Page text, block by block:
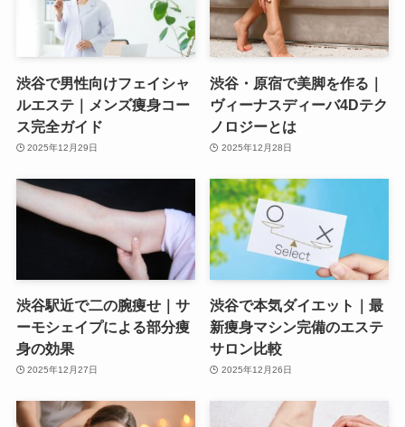
渋谷で男性向けフェイシャ
ルエステ｜メンズ痩身コー
ス完全ガイド
2025年12月29日
渋谷・原宿で美脚を作る｜
ヴィーナスディーバ4Dテク
ノロジーとは
2025年12月28日
渋谷駅近で二の腕痩せ｜サ
ーモシェイプによる部分痩
身の効果
2025年12月27日
渋谷で本気ダイエット｜最
新痩身マシン完備のエステ
サロン比較
2025年12月26日